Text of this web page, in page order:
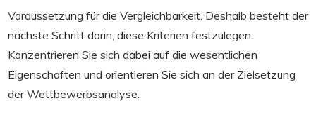
Voraussetzung für die Vergleichbarkeit. Deshalb besteht der
nächste Schritt darin, diese Kriterien festzulegen.
Konzentrieren Sie sich dabei auf die wesentlichen
Eigenschaften und orientieren Sie sich an der Zielsetzung
der Wettbewerbsanalyse.